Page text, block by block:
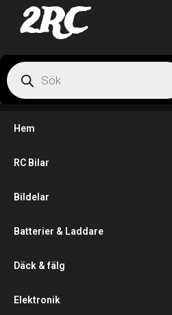
2RC
Hem
RC Bilar
Bildelar
Batterier & Laddare
Däck & fälg
Elektronik